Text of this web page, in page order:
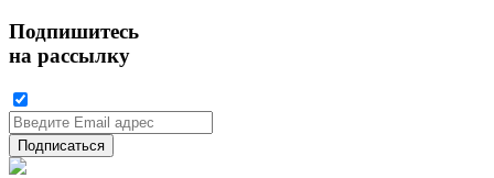
Подпишитесь
на рассылку